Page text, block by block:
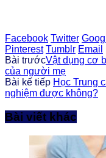
Facebook Twitter
Pinterest Tumblr Email
Bài trướcVật dụng cơ
của người mẹ
Bài kế tiếp Học Trung
nghiệm được không?
Bài viết khác